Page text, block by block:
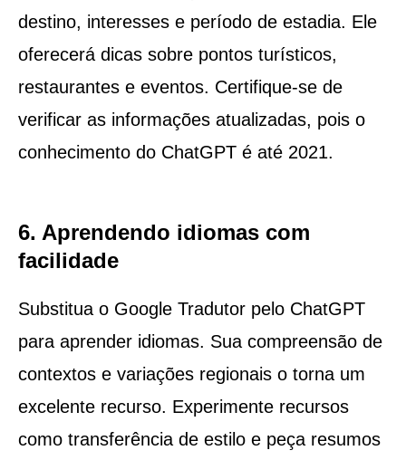
destino, interesses e período de estadia. Ele
oferecerá dicas sobre pontos turísticos,
restaurantes e eventos. Certifique-se de
verificar as informações atualizadas, pois o
conhecimento do ChatGPT é até 2021.
6. Aprendendo idiomas com
facilidade
Substitua o Google Tradutor pelo ChatGPT
para aprender idiomas. Sua compreensão de
contextos e variações regionais o torna um
excelente recurso. Experimente recursos
como transferência de estilo e peça resumos